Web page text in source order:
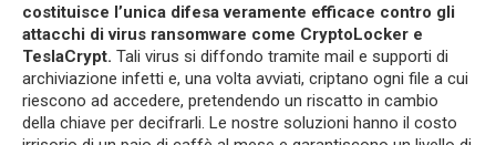
costituisce l’unica difesa veramente efficace contro gli
attacchi di virus ransomware come CryptoLocker e
TeslaCrypt. Tali virus si diffondo tramite mail e supporti di
archiviazione infetti e, una volta avviati, criptano ogni file a cui
riescono ad accedere, pretendendo un riscatto in cambio
della chiave per decifrarli. Le nostre soluzioni hanno il costo